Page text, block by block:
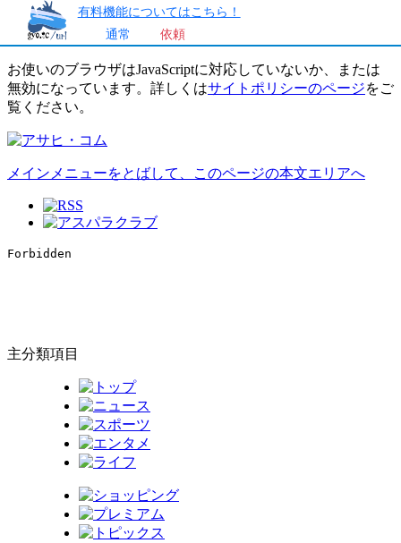
有料機能についてはこちら！
通常
依頼